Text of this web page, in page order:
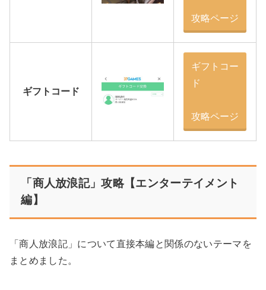
攻略ページ
ギフトコード
ギフトコー
ド
攻略ページ
「商人放浪記」攻略【エンターテイメント
編】
「商人放浪記」について直接本編と関係のないテーマを
まとめました。